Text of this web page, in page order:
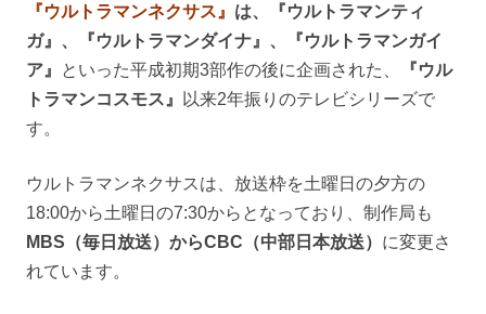
『ウルトラマンネクサス』 は、『ウルトラマンティ
ガ』、『ウルトラマンダイナ』、『ウルトラマンガイ
ア』
といった平成初期3部作の後に企画された、
『ウル
トラマンコスモス』
以来2年振りのテレビシリーズで
す。
ウルトラマンネクサスは、放送枠を土曜日の夕方の
18:00から土曜日の7:30からとなっており、制作局も
MBS（毎日放送）からCBC（中部日本放送） に変更さ
れています。